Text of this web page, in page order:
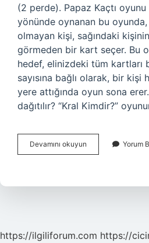
(2 perde). Papaz Kaçtı oyunu
yönünde oynanan bu
olmayan kişi, sağındaki
görmeden bir kart seçer. Bu
hedef, elinizdeki tüm kartları
sayısına bağlı olarak, bir kişi
yere attığında oyun sona
dağıtılır? “Kral Kimdir?”
Devamını okuyun
Kaçtı
Yorum
https://ilgiliforum.com https://